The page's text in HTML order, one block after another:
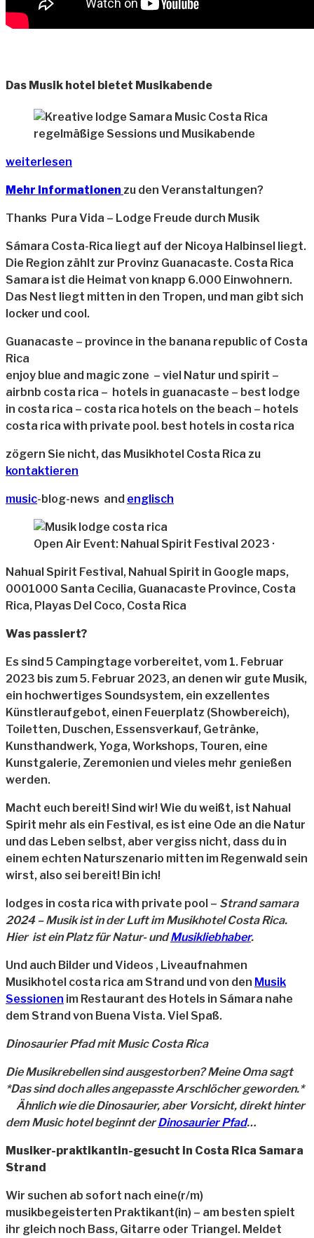
Das Musik hotel bietet Musikabende
regelmäßige Sessions und Musikabende
weiterlesen
Mehr Informationen zu den Veranstaltungen?
Thanks Pura Vida – Lodge Freude durch Musik
Sámara Costa-Rica liegt auf der Nicoya Halbinsel liegt.
Die Region zählt zur Provinz Guanacaste. Costa Rica
Samara ist die Heimat von knapp 6.000 Einwohnern.
Das Nest liegt mitten in den Tropen, und man gibt sich
locker und cool.
Guanacaste – province in the banana republic of Costa
Rica
enjoy blue and magic zone – viel Natur und spirit –
airbnb costa rica – hotels in guanacaste – best lodge
in costa rica – costa rica hotels on the beach – hotels
costa rica with private pool. best hotels in costa rica
zögern Sie nicht, das Musikhotel Costa Rica zu
kontaktieren
music-blog-news and englisch
Open Air Event: Nahual Spirit Festival 2023 ·
Nahual Spirit Festival, Nahual Spirit in Google maps,
0001000 Santa Cecilia, Guanacaste Province, Costa
Rica, Playas Del Coco, Costa Rica
Was passiert?
Es sind 5 Campingtage vorbereitet, vom 1. Februar
2023 bis zum 5. Februar 2023, an denen wir gute Musik,
ein hochwertiges Soundsystem, ein exzellentes
Künstleraufgebot, einen Feuerplatz (Showbereich),
Toiletten, Duschen, Essensverkauf, Getränke,
Kunsthandwerk, Yoga, Workshops, Touren, eine
Kunstgalerie, Zeremonien und vieles mehr genießen
werden.
Macht euch bereit! Sind wir! Wie du weißt, ist Nahual
Spirit mehr als ein Festival, es ist eine Ode an die Natur
und das Leben selbst, aber vergiss nicht, dass du in
einem echten Naturszenario mitten im Regenwald sein
wirst, also sei bereit! Bin ich!
lodges in costa rica with private pool – Strand samara
2024 – Musik ist in der Luft im Musikhotel Costa Rica.
Hier ist ein Platz für Natur- undMusikliebhaber.
Und auch Bilder und Videos , Liveaufnahmen
Musikhotel costa rica am Strand und von den Musik
Sessionen im Restaurant des Hotels in Sámara nahe
dem Strand von Buena Vista. Viel Spaß.
Dinosaurier Pfad mit Music Costa Rica
Die Musikrebellen sind ausgestorben? Meine Oma sagt
*Das sind doch alles angepasste Arschlöcher geworden.*
Ähnlich wie die Dinosaurier, aber Vorsicht, direkt hinter
dem Music hotel beginnt derDinosaurier Pfad…
Musiker-praktikantin-gesucht in Costa Rica Samara
Strand
Wir suchen ab sofort nach eine(r/m)
musikbegeisterten Praktikant(in) – am besten spielt
ihr gleich noch Bass, Gitarre oder Triangel. Meldet